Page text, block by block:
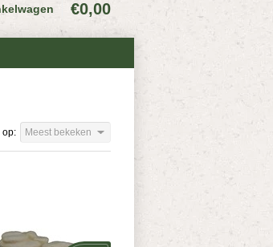
€0,00
op: Meest bekeken